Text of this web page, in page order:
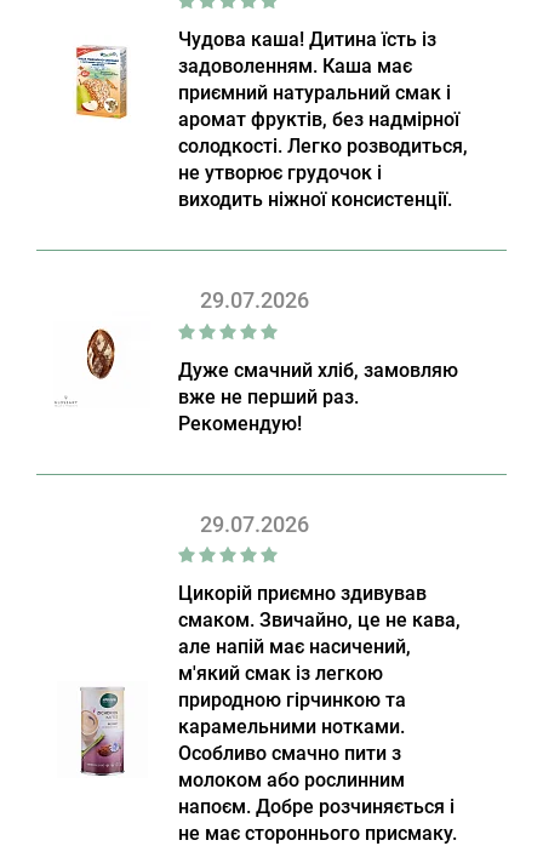
Чудова каша! Дитина їсть із
задоволенням. Каша має
приємний натуральний смак і
аромат фруктів, без надмірної
солодкості. Легко розводиться,
не утворює грудочок і
виходить ніжної консистенції.
29.07.2026
Дуже смачний хліб, замовляю
вже не перший раз.
Рекомендую!
29.07.2026
Цикорій приємно здивував
смаком. Звичайно, це не кава,
але напій має насичений,
м'який смак із легкою
природною гірчинкою та
карамельними нотками.
Особливо смачно пити з
молоком або рослинним
напоєм. Добре розчиняється і
не має стороннього присмаку.